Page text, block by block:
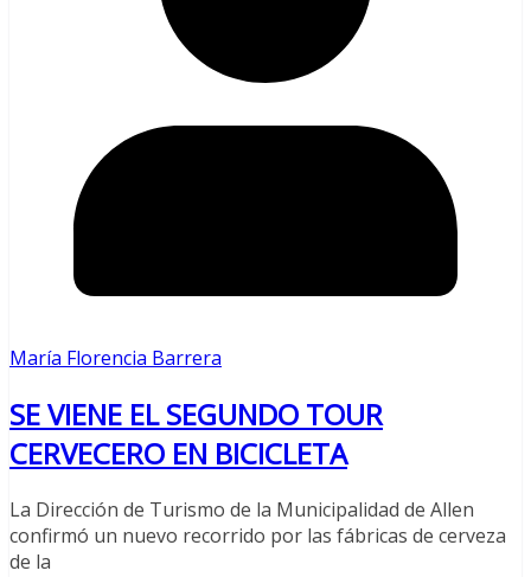
María Florencia Barrera
SE VIENE EL SEGUNDO TOUR
CERVECERO EN BICICLETA
La Dirección de Turismo de la Municipalidad de Allen
confirmó un nuevo recorrido por las fábricas de cerveza
de la